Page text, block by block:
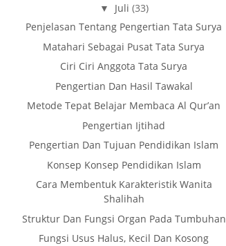
▼ Juli (33)
Penjelasan Tentang Pengertian Tata Surya
Matahari Sebagai Pusat Tata Surya
Ciri Ciri Anggota Tata Surya
Pengertian Dan Hasil Tawakal
Metode Tepat Belajar Membaca Al Qur’an
Pengertian Ijtihad
Pengertian Dan Tujuan Pendidikan Islam
Konsep Konsep Pendidikan Islam
Cara Membentuk Karakteristik Wanita
Shalihah
Struktur Dan Fungsi Organ Pada Tumbuhan
Fungsi Usus Halus, Kecil Dan Kosong